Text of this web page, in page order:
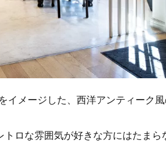
イメージした、西洋アンティーク
ロな雰囲気が好きな方にはたまら